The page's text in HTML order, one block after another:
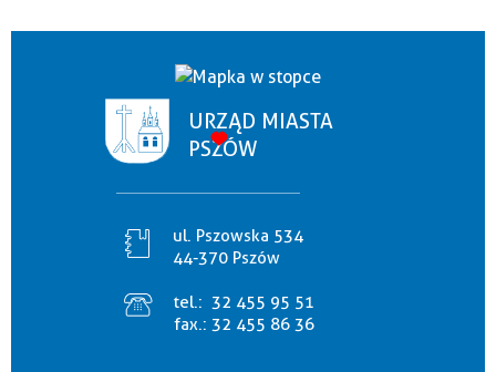
URZĄD MIASTA
PSZÓW
ul. Pszowska 534
44-370 Pszów
tel.: 32 455 95 51
fax.: 32 455 86 36